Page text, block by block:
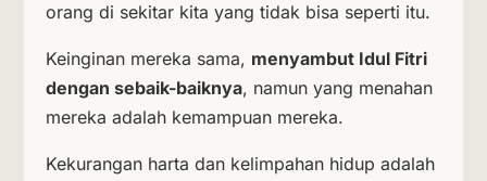
orang di sekitar kita yang tidak bisa seperti itu.
Keinginan mereka sama, menyambut Idul Fitri
dengan sebaik-baiknya, namun yang menahan
mereka adalah kemampuan mereka.
Kekurangan harta dan kelimpahan hidup adalah